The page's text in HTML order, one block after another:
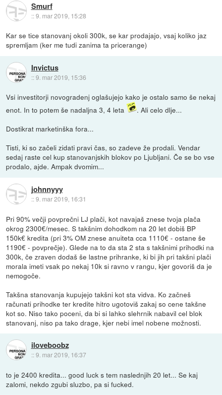
Smurf
::9. mar 2019, 15:28
Kar se tice stanovanj okoli 300k, se kar prodajajo, vsaj koliko jaz
spremljam (ker me tudi zanima ta pricerange)
Invictus
::9. mar 2019, 15:36
Vsi investitorji novogradenj oglašujejo kako je ostalo samo še nekaj
enot. In to potem še nadaljna 3, 4 leta
. Ali celo dlje...
Dostikrat marketinška fora...
Tisti, ki so začeli zidati pravi čas, so zadeve že prodali. Vendar
sedaj raste cel kup stanovanjskih blokov po Ljubljani. Če se bo vse
prodalo, ajde. Ampak dvomim...
johnnyyy
::9. mar 2019, 16:31
Pri 90% večji povprečni LJ plači, kot navajaš znese tvoja plača
okrog 2300€/mesec. S takšnim dohodkom na 20 let dobiš BP
150k€ kredita (pri 3% OM znese anuiteta cca 1110€ - ostane še
1190€ - povprečje). Glede na to da sta 2 sta s takšnimi prihodki na
300k, če zraven dodaš še lastne prihranke, ki bi jih pri takšni plači
morala imeti vsak po nekaj 10k si ravno v rangu, kjer govoriš da je
nemogoče.
Takšna stanovanja kupujejo takšni kot sta vidva. Ko začneš
računati prihodke ter kredite hitro ugotoviš zakaj so cene takšne
kot so. Niso tako poceni, da bi si lahko slehrnik nabavil cel blok
stanovanj, niso pa tako drage, kjer nebi imel nobene možnosti.
iloveboobz
::9. mar 2019, 16:37
to je 2400 kredita... good luck s tem naslednjih 20 let... Se kaj
zalomi, nekdo zgubi sluzbo, pa si fucked.